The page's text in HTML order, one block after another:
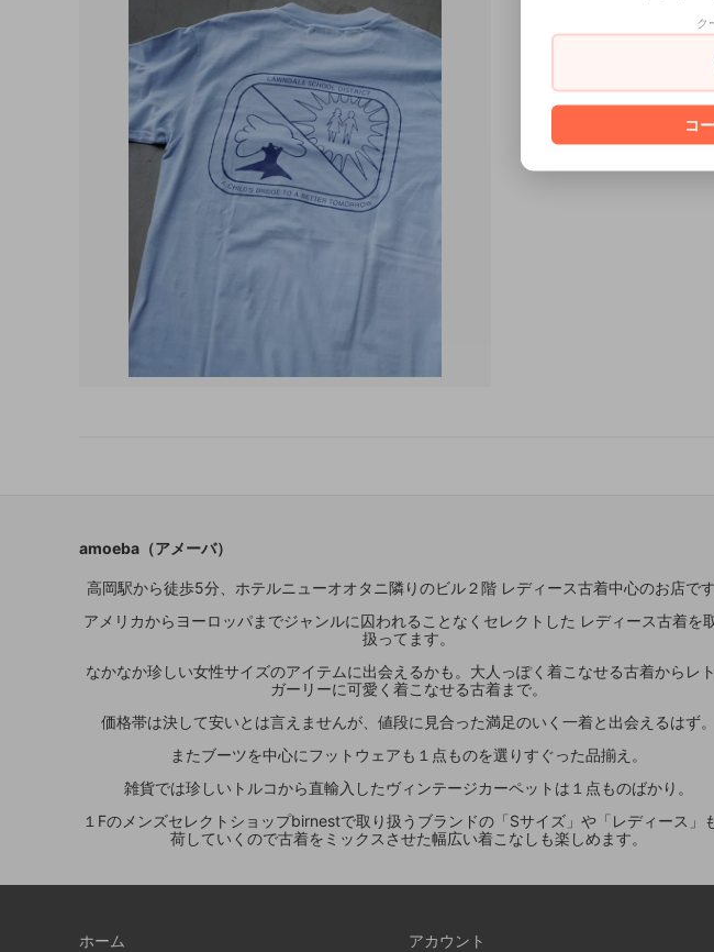
amoeba（アメーバ）
高岡駅から徒歩5分、ホテルニューオオタニ隣りのビル２階 レディース古着中心のお店です
アメリカからヨーロッパまでジャンルに囚われることなくセレクトした レディース古着を
扱ってます。
なかなか珍しい女性サイズのアイテムに出会えるかも。大人っぽく着こなせる古着からレ
ガーリーに可愛く着こなせる古着まで。
価格帯は決して安いとは言えませんが、値段に見合った満足のいく一着と出会えるはず。
またブーツを中心にフットウェアも１点ものを選りすぐった品揃え。
雑貨では珍しいトルコから直輸入したヴィンテージカーペットは１点ものばかり。
１Fのメンズセレクトショップbirnestで取り扱うブランドの「Sサイズ」や「レディース」
荷していくので古着をミックスさせた幅広い着こなしも楽しめます。
ホーム
アカウント
ク
コ